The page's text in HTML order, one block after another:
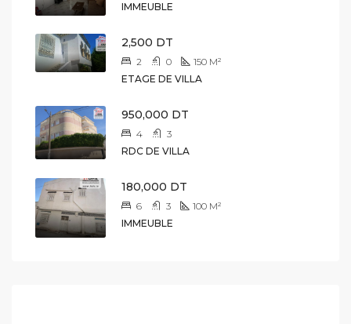
IMMEUBLE
2,500 DT
2 0 150 M²
ETAGE DE VILLA
950,000 DT
4
3
RDC DE VILLA
180,000 DT
6 3 100 M²
IMMEUBLE